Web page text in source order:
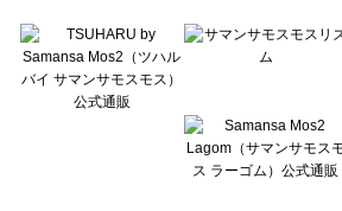
Lugnoncure（ルノンキュール）の一覧
BETTY'S BLUE（べティーズブルー）の一覧
Wpc.（ワールドパーティー）の一覧